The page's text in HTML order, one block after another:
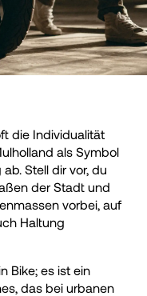
die Individualität
als Symbol
Stell dir vor, du
der Stadt und
vorbei, auf
Haltung
Bike; es ist ein
das bei urbanen